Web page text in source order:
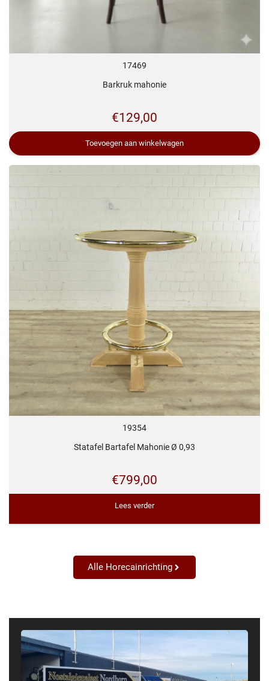
17469
Barkruk mahonie
€129,00
Toevoegen aan winkelwagen
19354
Statafel Bartafel Mahonie Ø 0,93
€799,00
Lees verder
Alle Horecainrichting